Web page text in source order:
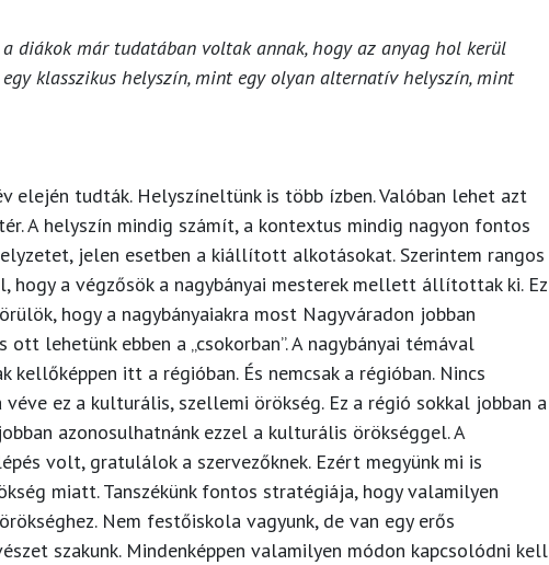
diákok már tudatában voltak annak, hogy az anyag hol kerül
klasszikus helyszín, mint egy olyan alternatív helyszín, mint
elején tudták. Helyszíneltünk is több ízben. Valóban lehet azt
A helyszín mindig számít, a kontextus mindig nagyon fontos
jelen esetben a kiállított alkotásokat. Szerintem rangos
a végzősök a nagybányai mesterek mellett állítottak ki. Ez
hogy a nagybányaiakra most Nagyváradon jobban
lehetünk ebben a „csokorban”. A nagybányai témával
itt a régióban. És nemcsak a régióban. Nincs
ez a kulturális, szellemi örökség. Ez a régió sokkal jobban a
azonosulhatnánk ezzel a kulturális örökséggel. A
volt, gratulálok a szervezőknek. Ezért megyünk mi is
miatt. Tanszékünk fontos stratégiája, hogy valamilyen
Nem festőiskola vagyunk, de van egy erős
szakunk. Mindenképpen valamilyen módon kapcsolódni kell